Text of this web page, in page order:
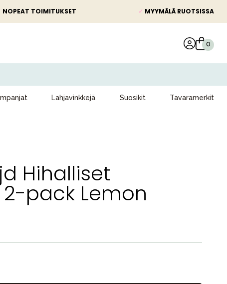
NOPEAT TOIMITUKSET ✓ MYYMÄLÄ RUOTSISSA
Lahjavinkkejä Suosikit Tavaramerkit
Hihalliset
pack Lemon